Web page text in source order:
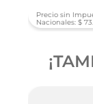
Precio sin
Nacionales: $ 73.